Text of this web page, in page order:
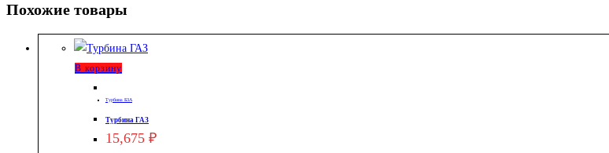
Похожие товары
В корзину
Турбина БЗА
Турбина ГАЗ
15,675 ₽